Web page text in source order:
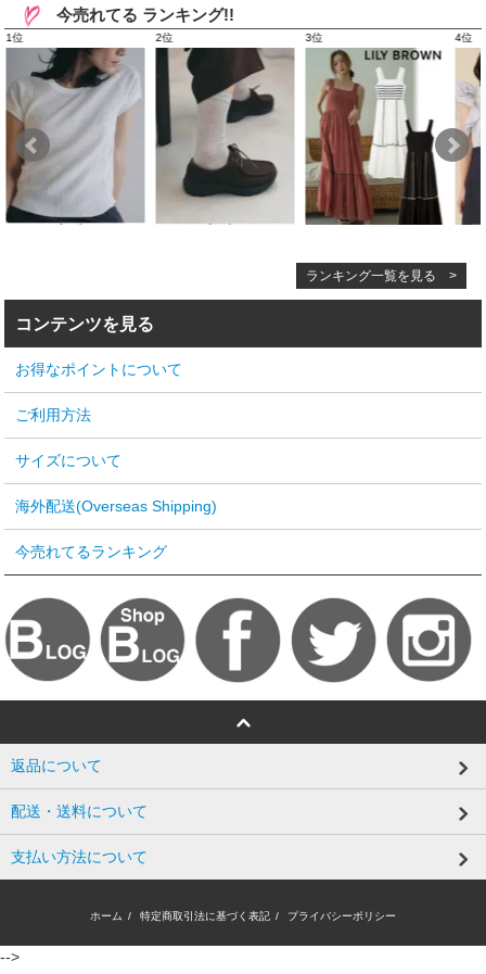
今売れてる ランキング!!
ランキング一覧を見る >
コンテンツを見る
お得なポイントについて
ご利用方法
サイズについて
海外配送(Overseas Shipping)
今売れてるランキング
返品について
配送・送料について
支払い方法について
ホーム / 特定商取引法に基づく表記 / プライバシーポリシー
-->